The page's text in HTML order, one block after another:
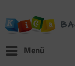
Menü